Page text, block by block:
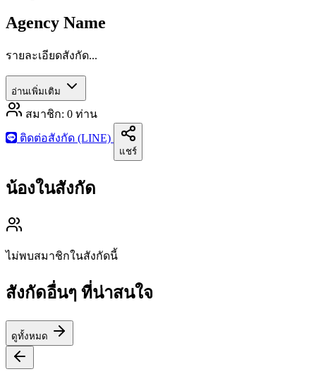
Agency Name
รายละเอียดสังกัด...
อ่านเพิ่มเติม
สมาชิก: 0 ท่าน
ติดต่อสังกัด (LINE)
แชร์
น้องในสังกัด
ไม่พบสมาชิกในสังกัดนี้
สังกัดอื่นๆ ที่น่าสนใจ
ดูทั้งหมด